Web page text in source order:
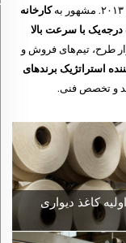
کارخانه
خطوط محصول)، ارائه بیش از ۱۰ هزار طرح، تیم‌های فروش و
استراتژیک برندهای
و تخصص فنی.
کاغذ دیواری